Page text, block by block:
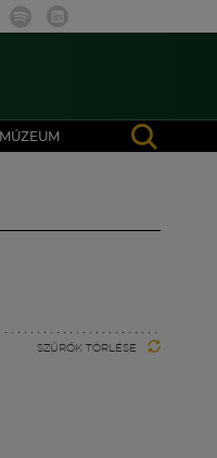
MÚZEUM
SZŰRŐK TÖRLÉSE